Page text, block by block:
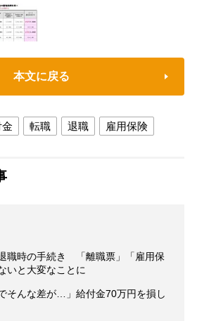
本文に戻る
転職 退職 雇用保険
職時の手続き 「離職票」「雇用保
いと大変なことに
そんな差が…」給付金70万円を損し